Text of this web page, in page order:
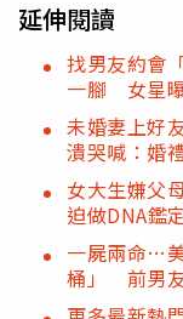
延伸閱讀
找男友約會
一腳 女星
未婚妻上好
潰哭喊：婚
女大生嫌父
迫做DNA鑑
一屍兩命…
桶」 前男